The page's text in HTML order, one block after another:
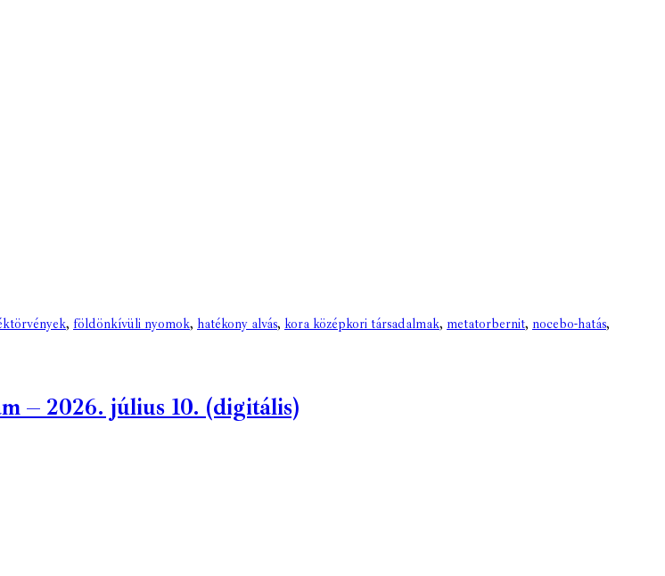
, földönkívüli nyomok, hatékony alvás, kora középkori társadalmak, metatorbernit, nocebo-hatás,
– 2026. július 10. (digitális)